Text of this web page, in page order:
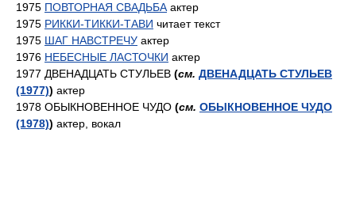
1975 ПОВТОРНАЯ СВАДЬБА актер
1975 РИККИ-ТИККИ-ТАВИ читает текст
1975 ШАГ НАВСТРЕЧУ актер
1976 НЕБЕСНЫЕ ЛАСТОЧКИ актер
1977 ДВЕНАДЦАТЬ СТУЛЬЕВ (см. ДВЕНАДЦАТЬ СТУЛЬЕВ
(1977)) актер
1978 ОБЫКНОВЕННОЕ ЧУДО (см. ОБЫКНОВЕННОЕ ЧУДО
(1978)) актер, вокал